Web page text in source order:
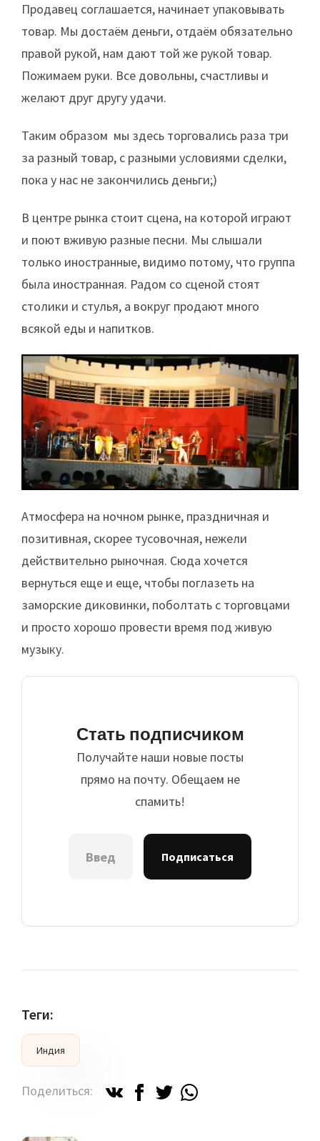
Продавец соглашается, начинает упаковывать
товар. Мы достаём деньги, отдаём обязательно
правой рукой, нам дают той же рукой товар.
Пожимаем руки. Все довольны, счастливы и
желают друг другу удачи.
Таким образом мы здесь торговались раза три
за разный товар, с разными условиями сделки,
пока у нас не закончились деньги;)
В центре рынка стоит сцена, на которой играют
и поют вживую разные песни. Мы слышали
только иностранные, видимо потому, что группа
была иностранная. Радом со сценой стоят
столики и стулья, а вокруг продают много
всякой еды и напитков.
Атмосфера на ночном рынке, праздничная и
позитивная, скорее тусовочная, нежели
действительно рыночная. Сюда хочется
вернуться еще и еще, чтобы поглазеть на
заморские диковинки, поболтать с торговцами
и просто хорошо провести время под живую
музыку.
Стать подписчиком
Получайте наши новые посты
прямо на почту. Обещаем не
спамить!
Подписаться
Теги:
Индия
Поделиться: